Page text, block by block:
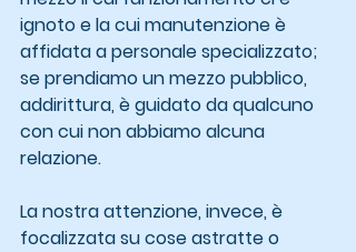
ignoto e la cui manutenzione è
affidata a personale specializzato;
se prendiamo un mezzo pubblico,
addirittura, è guidato da qualcuno
con cui non abbiamo alcuna
relazione.
La nostra attenzione, invece, è
focalizzata su cose astratte o